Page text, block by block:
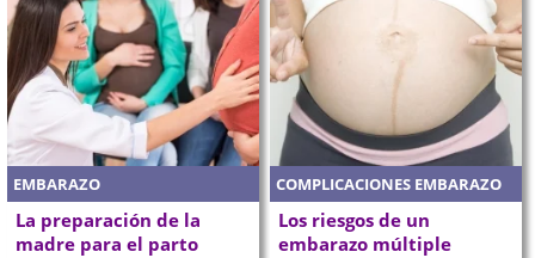
EMBARAZO
La preparación de la
madre para el parto
COMPLICACIONES EMBARAZO
Los riesgos de un
embarazo múltiple